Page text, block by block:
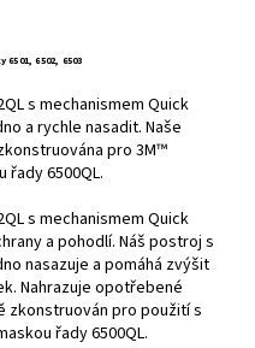
6502, 6503
s mechanismem Quick
a rychle nasadit. Naše
pro 3M™
6500QL.
s mechanismem Quick
a pohodlí. Náš postroj s
nasazuje a pomáhá zvýšit
Nahrazuje opotřebené
zkonstruován pro použití s
řady 6500QL.